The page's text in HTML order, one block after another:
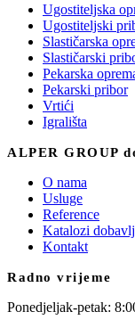
Ugostiteljska
Ugostiteljski
Slastičarska
Slastičarski
Pekarska
Pekarski pribor
Vrtići
Igrališta
ALPER GROUP
O nama
Usluge
Reference
Katalozi
Kontakt
Radno vrijeme
Ponedjeljak-petak: